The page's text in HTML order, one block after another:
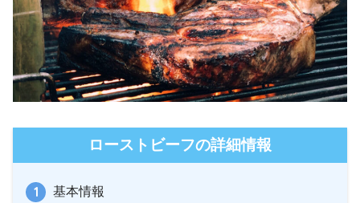
ローストビーフの詳細情報
基本情報